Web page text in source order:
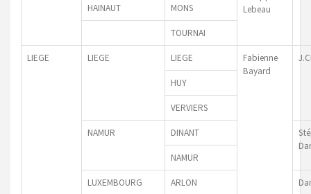
Lebeau
HAINAUT MONS
TOURNAI
LIEGE LIEGE LIEGE
Fabienne
Bayard
HUY
VERVIERS
NAMUR DINANT
NAMUR
LUXEMBOURG ARLON